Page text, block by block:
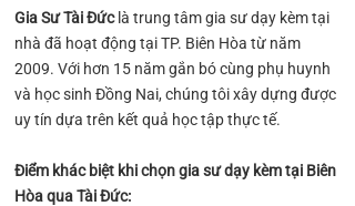
Gia Sư Tài Đứclà trung tâm gia sư dạy kèm tại
nhà đã hoạt động tại TP. Biên Hòa từ năm
2009. Với hơn 15 năm gắn bó cùng phụ huynh
và học sinh Đồng Nai, chúng tôi xây dựng được
uy tín dựa trên kết quả học tập thực tế.
Điểm khác biệt khi chọn gia sư dạy kèm tại Biên
Hòa qua Tài Đức: